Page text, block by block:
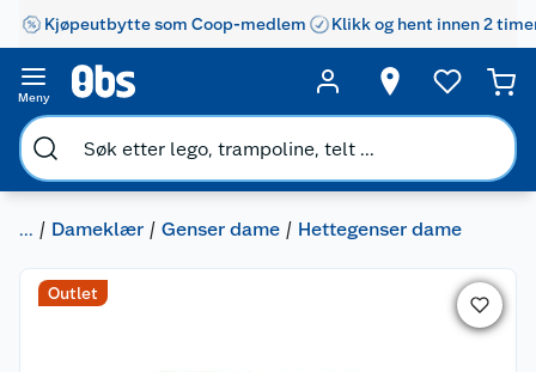
Kjøpeutbytte som Coop-medlem Klikk og hent innen 2
Meny
... Dameklær Genser dame Hettegenser dame
Outlet